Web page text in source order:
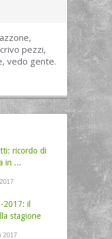
pezzi,
vedo gente.
ricordo di
in ...
2017: il
stagione
2017